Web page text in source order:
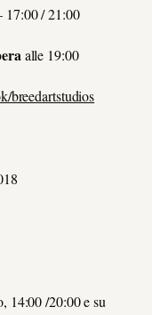
17:00 / 21:00
alle 19:00
breedartstudios
14:00 /20:00 e su